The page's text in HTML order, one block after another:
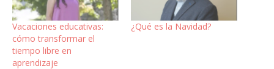
Vacaciones educativas:
cómo transformar el
tiempo libre en
aprendizaje
¿Qué es la Navidad?